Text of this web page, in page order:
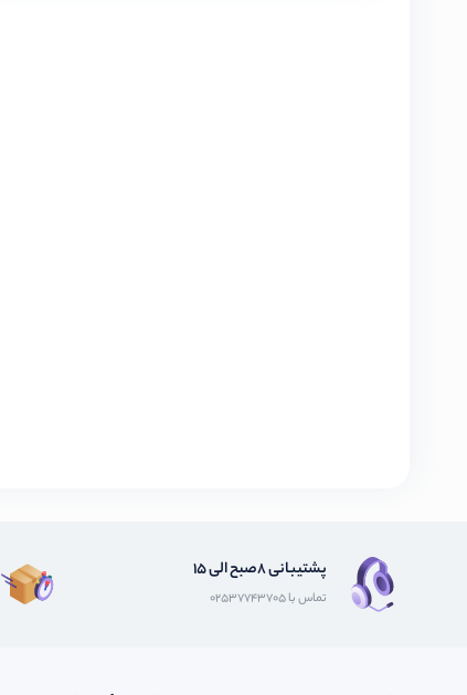
پشتیبانی 8صبح الی 15
تماس با 02537743705